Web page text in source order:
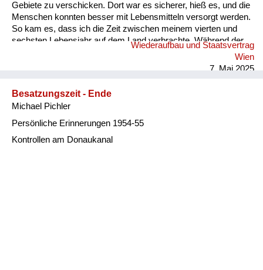
Gebiete zu verschicken. Dort war es sicherer, hieß es, und die
Menschen konnten besser mit Lebensmitteln versorgt werden.
So kam es, dass ich die Zeit zwischen meinem vierten und
sechsten Lebensjahr auf dem Land verbrachte. Während der
Zeit unserer Evakuierung fuhren wir einige Male nach Wien,
wo mir mulmig zumut war, wenn Erwachsene in Hektik
Kuckucks ertönte, womit Tiefflieger angekündigt wurden. Dann
schnappte mich ein Familienmitgli...
Wiederaufbau und Staatsvertrag
Wien
7. Mai 2025
Besatzungszeit - Ende
Michael Pichler
Persönliche Erinnerungen 1954-55
Kontrollen am Donaukanal